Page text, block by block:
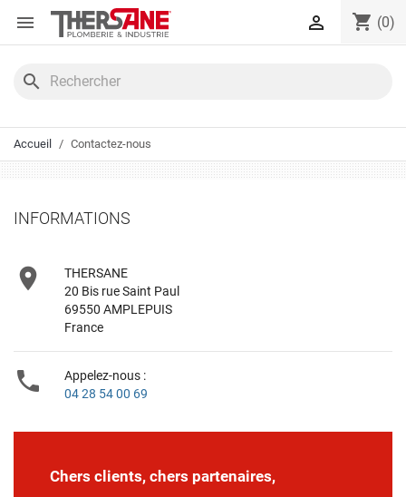
Panneau de gestion des cookies
 shopping_cart (0)

search
Accueil Contactez-nous
INFORMATIONS

THERSANE
20 Bis rue Saint Paul
69550 AMPLEPUIS
France

Appelez-nous :
04 28 54 00 69
Chers clients, chers partenaires,